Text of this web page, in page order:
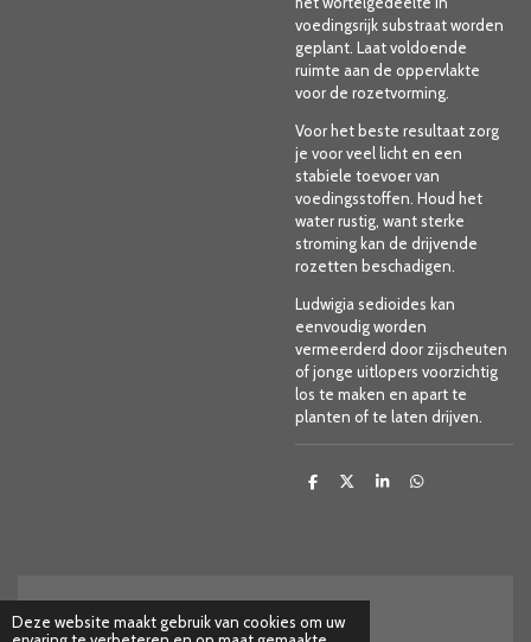
Deze website maakt gebruik van cookies om uw
voedingsrijk substraat worden
geplant. Laat voldoende
ruimte aan de oppervlakte
voor de rozetvorming.
Voor het beste resultaat zorg
je voor veel licht en een
stabiele toevoer van
voedingsstoffen. Houd het
water rustig, want sterke
stroming kan de drijvende
rozetten beschadigen.
Ludwigia sedioides kan
eenvoudig worden
vermeerderd door zijscheuten
of jonge uitlopers voorzichtig
los te maken en apart te
planten of te laten drijven.
D
D
S
D
Herroepings formulier